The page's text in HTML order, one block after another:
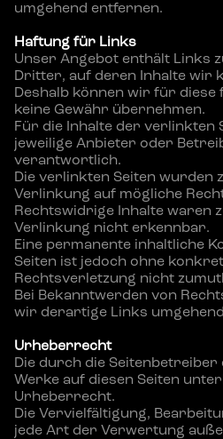
umgehend entfernen.
Haftung für Links
Unser Angebot enthält Links
Dritter, auf deren Inhalte wir
Deshalb können wir für diese
keine Gewähr übernehmen.
Für die Inhalte der verlinkten
jeweilige Anbieter oder
verantwortlich.
Die verlinkten Seiten wurden
Verlinkung auf mögliche
Rechtswidrige Inhalte waren
Verlinkung nicht erkennbar.
Eine permanente inhaltliche
Seiten ist jedoch ohne
Rechtsverletzung nicht
Bei Bekanntwerden von
wir derartige Links
Urheberrecht
Die durch die Seitenbetreiber
Werke auf diesen Seiten
Urheberrecht.
Die Vervielfältigung,
jede Art der Verwertung